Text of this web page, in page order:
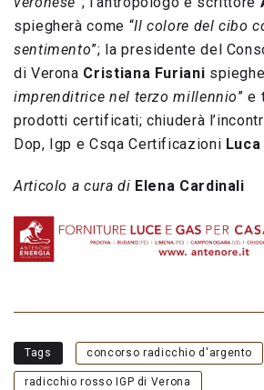
spiegherà come “Il colore del cibo
sentimento”; la presidente del
di Verona Cristiana Furiani
imprenditrice nel terzo millennio” e
prodotti certificati; chiuderà
Dop, Igp e Csqa Certificazioni
Articolo a cura di Elena Cardinali
Tags concorso radicchio d'argento
radicchio rosso IGP di Verona